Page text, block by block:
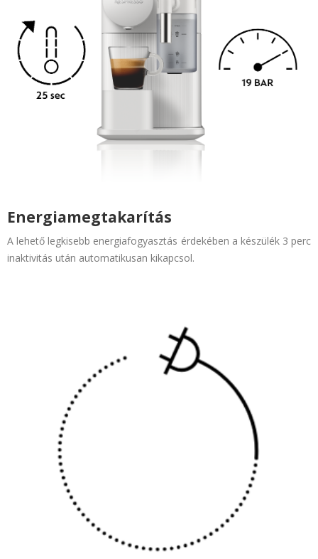
Energiamegtakarítás
A lehető legkisebb energiafogyasztás érdekében a készülék 3 perc
inaktivitás után automatikusan kikapcsol.